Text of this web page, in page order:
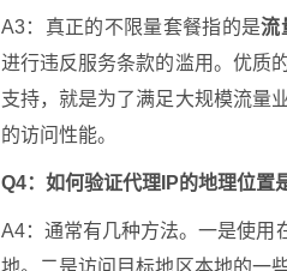
A3：真正的不限量套餐指的是流
进行违反服务条款的滥用。优质
支持，就是为了满足大规模流量
的访问性能。
Q4：如何验证代理IP的地理位置
A4：通常有几种方法。一是使用
地。二是访问目标地区本地的一